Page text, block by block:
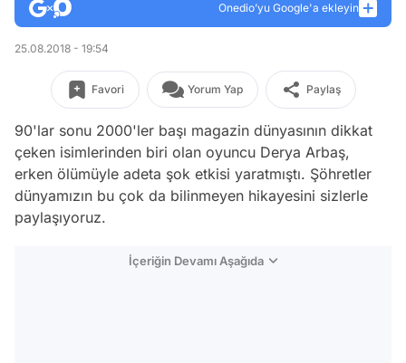
Onedio’yu Google'a ekleyin
25.08.2018 - 19:54
Favori Yorum Yap Paylaş
90'lar sonu 2000'ler başı magazin dünyasının dikkat
çeken isimlerinden biri olan oyuncu Derya Arbaş,
erken ölümüyle adeta şok etkisi yaratmıştı. Şöhretler
dünyamızın bu çok da bilinmeyen hikayesini sizlerle
paylaşıyoruz.
İçeriğin Devamı Aşağıda